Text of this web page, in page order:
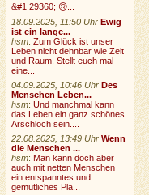
&#1 29360; 🙃...
18.09.2025, 11:50 Uhr Ewig
ist ein lange...
hsm:Zum Glück ist unser
Leben nicht dehnbar wie Zeit
und Raum. Stellt euch mal
eine...
04.09.2025, 10:46 Uhr Des
Menschen Leben...
hsm:Und manchmal kann
das Leben ein ganz schönes
Arschloch sein....
22.08.2025, 13:49 Uhr Wenn
die Menschen ...
hsm:Man kann doch aber
auch mit netten Menschen
ein entspanntes und
gemütliches Pla...